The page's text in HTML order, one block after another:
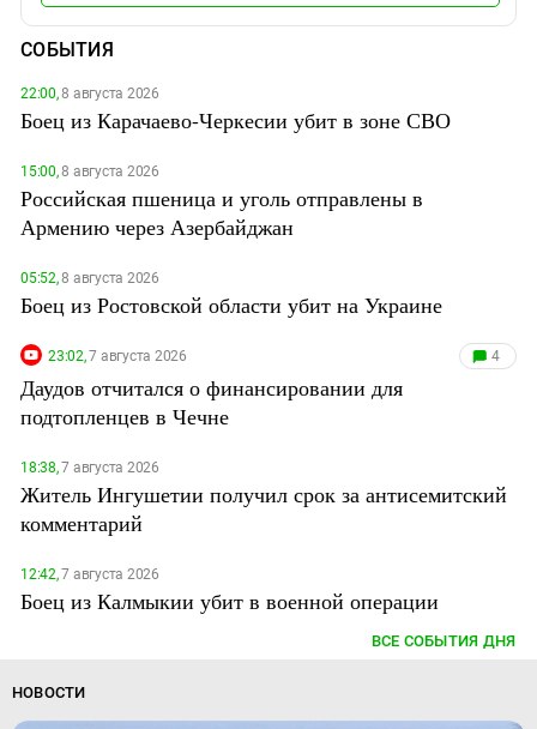
СОБЫТИЯ
22:00,8 августа 2026
Боец из Карачаево-Черкесии убит в зоне СВО
15:00,8 августа 2026
Российская пшеница и уголь отправлены в
Армению через Азербайджан
05:52,8 августа 2026
Боец из Ростовской области убит на Украине
23:02,7 августа 2026 4
Даудов отчитался о финансировании для
подтопленцев в Чечне
18:38,7 августа 2026
Житель Ингушетии получил срок за антисемитский
комментарий
12:42,7 августа 2026
Боец из Калмыкии убит в военной операции
ВСЕ СОБЫТИЯ ДНЯ
НОВОСТИ